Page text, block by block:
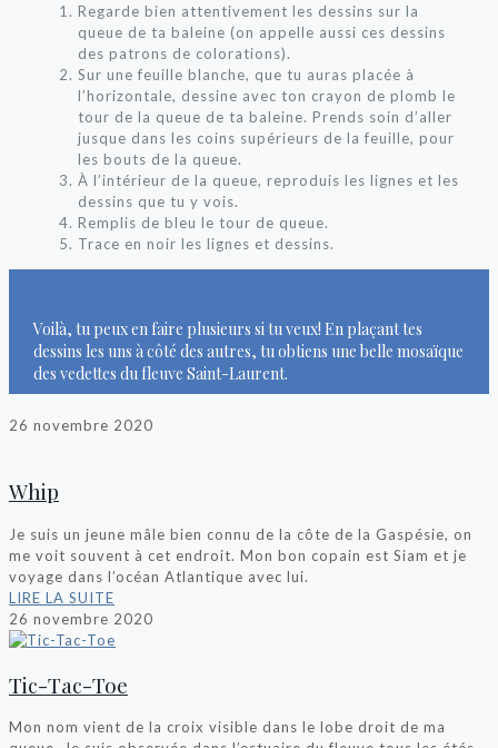
Regarde bien attentivement les dessins sur la
queue de ta baleine (on appelle aussi ces dessins
des patrons de colorations).
Sur une feuille blanche, que tu auras placée à
l’horizontale, dessine avec ton crayon de plomb le
tour de la queue de ta baleine. Prends soin d’aller
jusque dans les coins supérieurs de la feuille, pour
les bouts de la queue.
À l’intérieur de la queue, reproduis les lignes et les
dessins que tu y vois.
Remplis de bleu le tour de queue.
Trace en noir les lignes et dessins.
Voilà, tu peux en faire plusieurs si tu veux! En plaçant tes
dessins les uns à côté des autres, tu obtiens une belle mosaïque
des vedettes du fleuve Saint-Laurent.
26 novembre 2020
Whip
Je suis un jeune mâle bien connu de la côte de la Gaspésie, on
me voit souvent à cet endroit. Mon bon copain est Siam et je
voyage dans l’océan Atlantique avec lui.
LIRE LA SUITE
26 novembre 2020
Tic-Tac-Toe
Mon nom vient de la croix visible dans le lobe droit de ma